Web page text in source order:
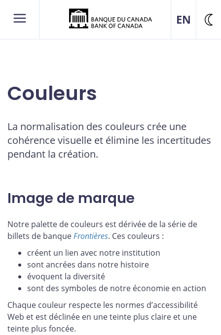
EN
de
Couleurs
La normalisation des couleurs crée une
cohérence visuelle et élimine les incertitudes
pendant la création.
Image de marque
Notre palette de couleurs est dérivée de la série de
billets de banqueFrontières. Ces couleurs :
créent un lien avec notre institution
sont ancrées dans notre histoire
évoquent la diversité
sont des symboles de notre économie en action
Chaque couleur respecte les normes d’accessibilité
Web et est déclinée en une teinte plus claire et une
teinte plus foncée.